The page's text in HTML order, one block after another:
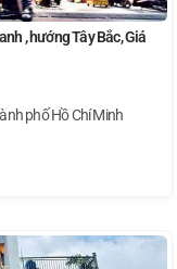
, hướng Tây Bắc, Giá
phố Hồ Chí Minh